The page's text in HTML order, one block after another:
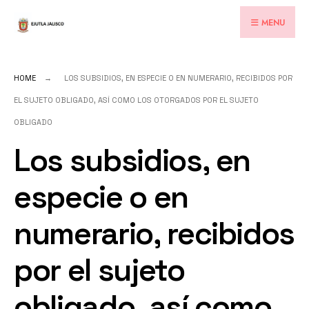
MENU
HOME LOS SUBSIDIOS, EN ESPECIE O EN NUMERARIO, RECIBIDOS POR
EL SUJETO OBLIGADO, ASÍ COMO LOS OTORGADOS POR EL SUJETO
OBLIGADO
Los subsidios, en
especie o en
numerario, recibidos
por el sujeto